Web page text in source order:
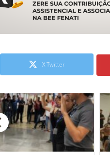
X Twitter